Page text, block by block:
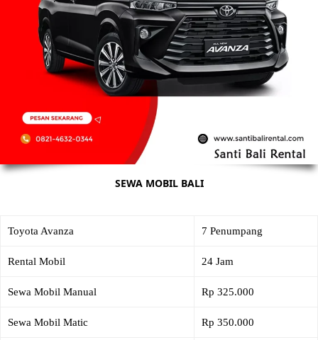
SEWA MOBIL BALI
Toyota Avanza 7 Penumpang
Rental Mobil 24 Jam
Sewa Mobil Manual Rp 325.000
Sewa Mobil Matic Rp 350.000